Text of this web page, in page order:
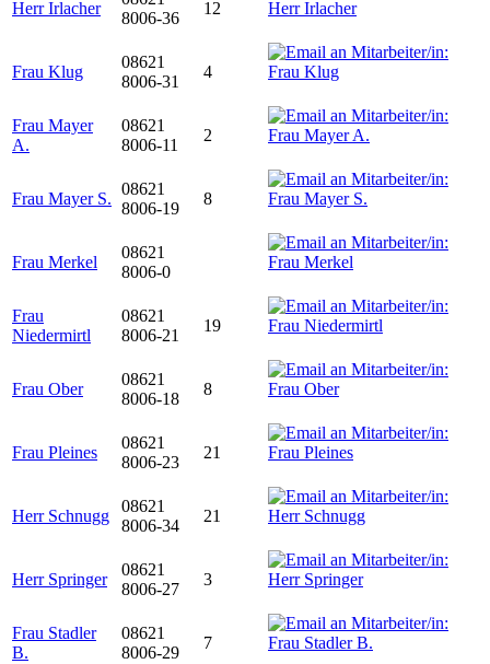
Herr Irlacher
8006-36
12
Frau Klug
08621
8006-31
4
Frau Mayer
A.
08621
8006-11
2
Frau Mayer S.
08621
8006-19
8
Frau Merkel
08621
8006-0
Frau
Niedermirtl
08621
8006-21
19
Frau Ober
08621
8006-18
8
Frau Pleines
08621
8006-23
21
Herr Schnugg
08621
8006-34
21
Herr Springer
08621
8006-27
3
Frau Stadler
B.
08621
8006-29
7